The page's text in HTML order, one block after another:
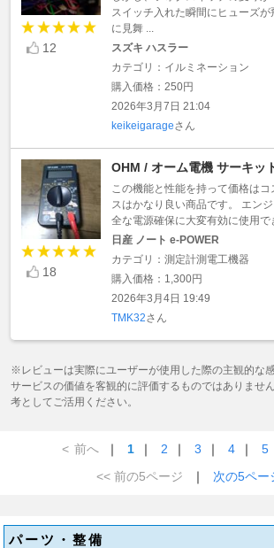
12
スイッチ入れた瞬間にヒューズが
に見舞 ...
スズキ ハスラー
カテゴリ：イルミネーション
購入価格：250円
2026年3月7日 21:04
keikeigarageさん
18
OHM / オーム電機 サーキッ
この機能と性能を持って価格は
スはかなり良い商品です。 エン
全な電源確保に大変有効に使用で
日産 ノート e-POWER
カテゴリ：測定計測電工機器
購入価格：1,300円
2026年3月4日 19:49
TMK32さん
※レビューは実際にユーザーが使用した際の主観的な
サービスの価値を客観的に評価するものではありませ
考としてご活用ください。
< 前へ ｜ 1 ｜ 2 ｜ 3 ｜ 4 ｜ 5
<< 前の5ページ
｜ 次の5ペー
パーツ・整備